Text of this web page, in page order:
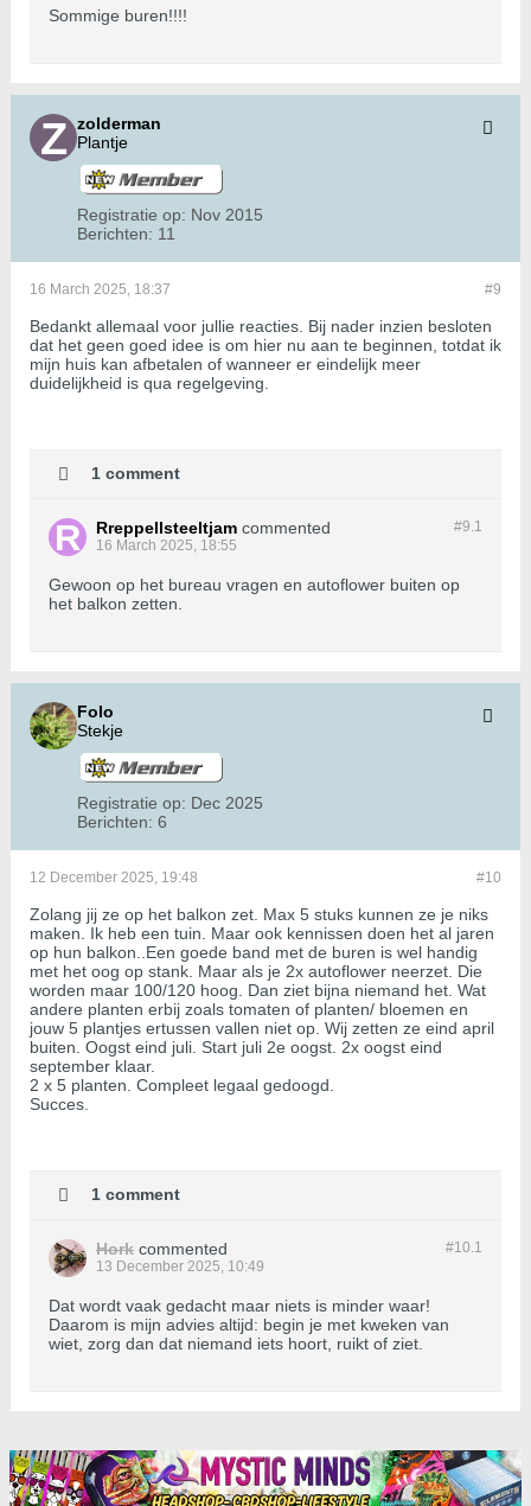
Sommige buren!!!!
zolderman
Plantje
Registratie op: Nov 2015
Berichten: 11
#9
16 March 2025, 18:37
Bedankt allemaal voor jullie reacties. Bij nader inzien besloten
dat het geen goed idee is om hier nu aan te beginnen, totdat ik
mijn huis kan afbetalen of wanneer er eindelijk meer
duidelijkheid is qua regelgeving.
1 comment
#9.1
Rreppellsteeltjam commented
16 March 2025, 18:55
Gewoon op het bureau vragen en autoflower buiten op
het balkon zetten.
Folo
Stekje
Registratie op: Dec 2025
Berichten: 6
#10
12 December 2025, 19:48
Zolang jij ze op het balkon zet. Max 5 stuks kunnen ze je niks
maken. Ik heb een tuin. Maar ook kennissen doen het al jaren
op hun balkon..Een goede band met de buren is wel handig
met het oog op stank. Maar als je 2x autoflower neerzet. Die
worden maar 100/120 hoog. Dan ziet bijna niemand het. Wat
andere planten erbij zoals tomaten of planten/ bloemen en
jouw 5 plantjes ertussen vallen niet op. Wij zetten ze eind april
buiten. Oogst eind juli. Start juli 2e oogst. 2x oogst eind
september klaar.
2 x 5 planten. Compleet legaal gedoogd.
Succes.
1 comment
#10.1
Hork commented
13 December 2025, 10:49
Dat wordt vaak gedacht maar niets is minder waar!
Daarom is mijn advies altijd: begin je met kweken van
wiet, zorg dan dat niemand iets hoort, ruikt of ziet.